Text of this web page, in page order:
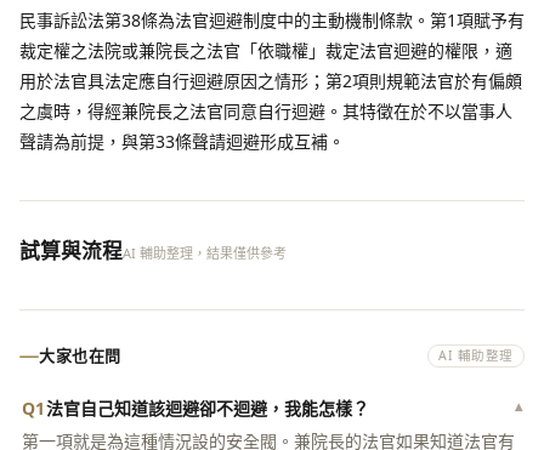
民事訴訟法第38條為法官迴避制度中的主動機制條款。第1項賦予有
裁定權之法院或兼院長之法官「依職權」裁定法官迴避的權限，適
用於法官具法定應自行迴避原因之情形；第2項則規範法官於有偏頗
之虞時，得經兼院長之法官同意自行迴避。其特徵在於不以當事人
聲請為前提，與第33條聲請迴避形成互補。
試算與流程AI 輔助整理，結果僅供參考
大家也在問 AI 輔助整理
Q1法官自己知道該迴避卻不迴避，我能怎樣？ ▾
第一項就是為這種情況設的安全閥。兼院長的法官如果知道法官有